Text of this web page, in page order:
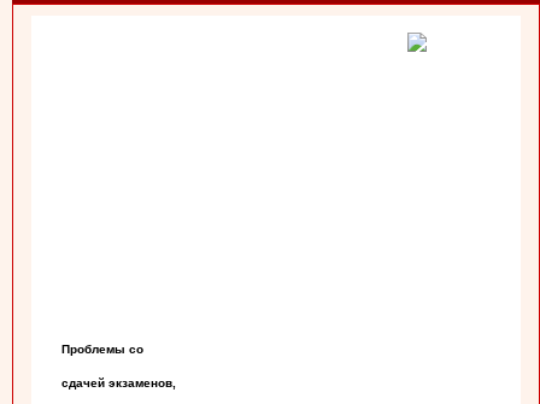
Проблемы со
сдачей экзаменов,